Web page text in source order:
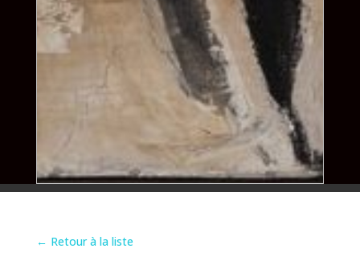
← Retour à la liste